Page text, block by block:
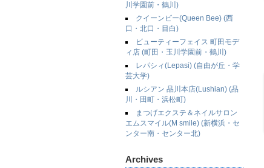
川学園前・鶴川)
クイーンビー(Queen Bee) (西
口・北口・目白)
ビューティーフェイス 町田モデ
ィ店 (町田・玉川学園前・鶴川)
レパシィ(Lepasi) (自由が丘・学
芸大学)
ルシアン 品川本店(Lushian) (品
川・田町・浜松町)
まつげエクステ＆ネイルサロン
エムスマイル(M smile) (新横浜・セ
ンター南・センター北)
Archives